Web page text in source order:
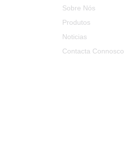
Sobre Nós
Produtos
Noticias
Contacta Connosco